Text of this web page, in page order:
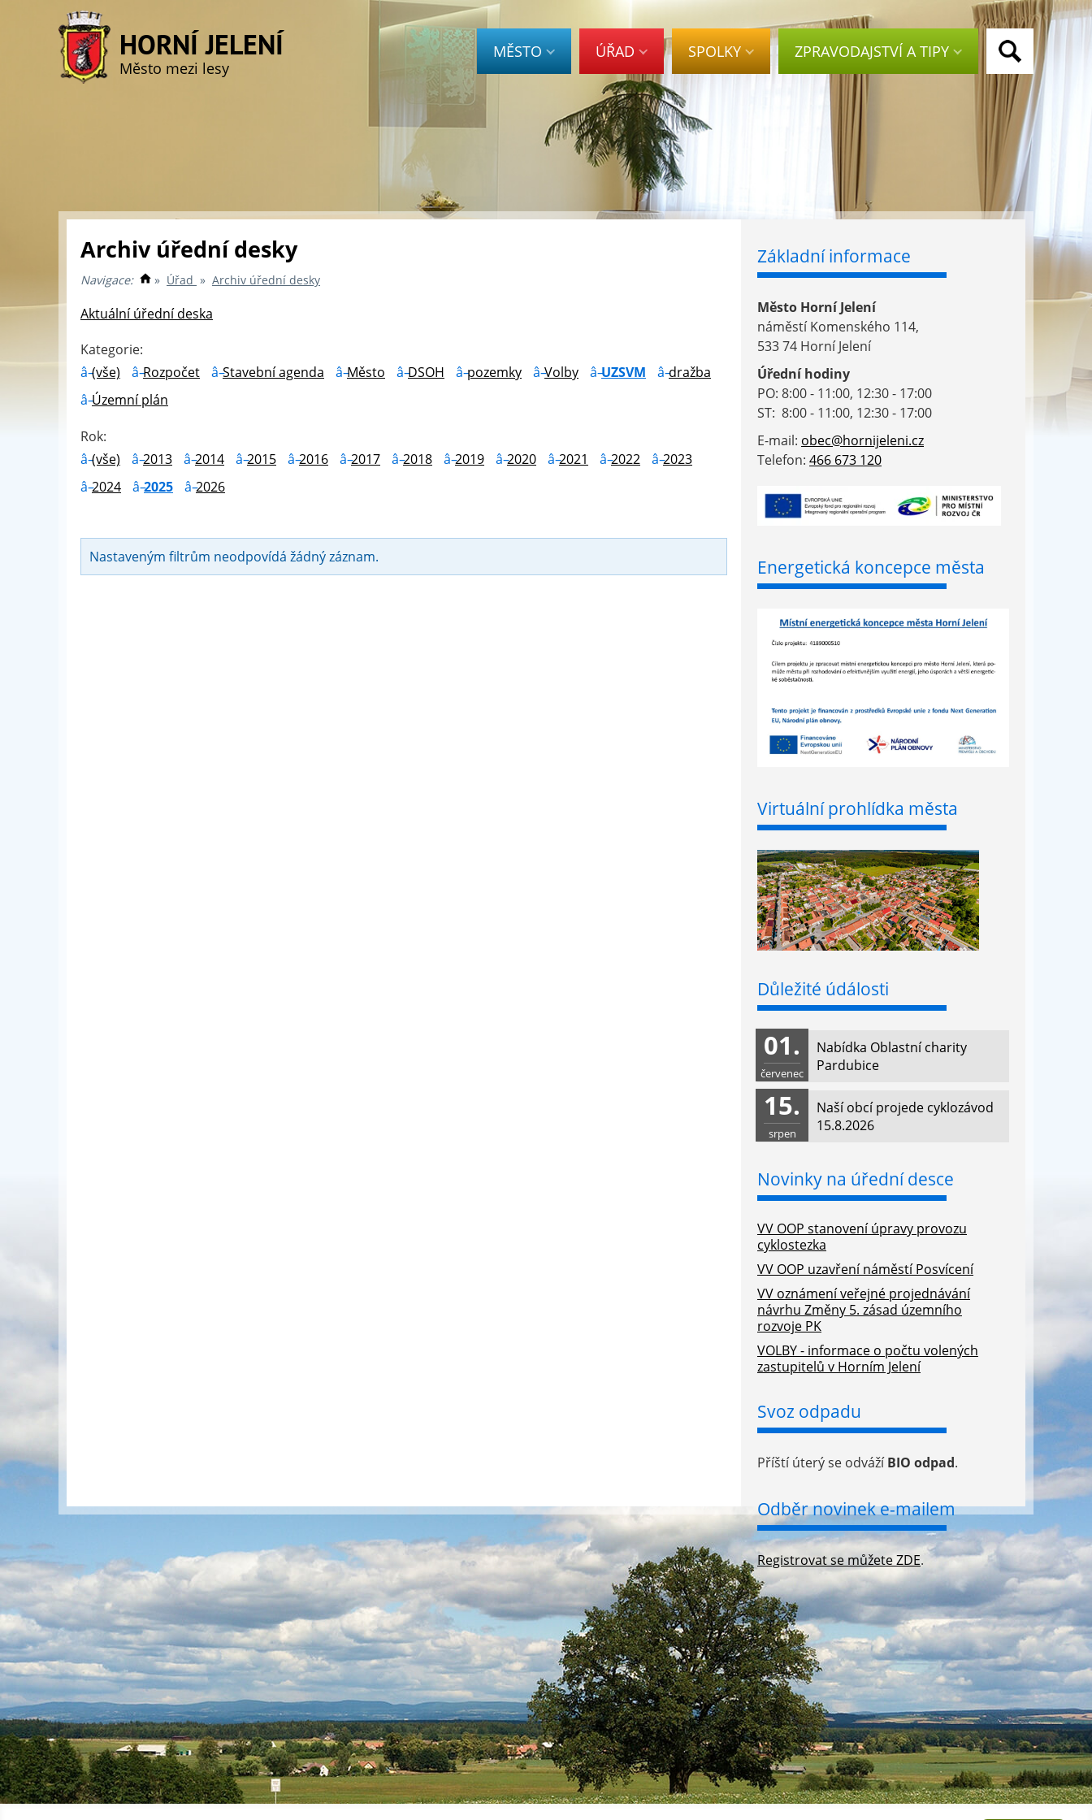
HORNÍ JELENÍ
Město mezi lesy
MĚSTO ÚŘAD SPOLKY ZPRAVODAJSTVÍ A TIPY
Archiv úřední desky
Navigace: » Úřad » Archiv úřední desky
Aktuální úřední deska
Kategorie:
(vše)
Rozpočet Stavební agenda Město DSOH pozemky Volby UZSVM
dražba
Územní plán
Rok:
(vše)
2013 2014 2015 2016 2017 2018 2019 2020 2021 2022
2023
2024
2025 2026
Nastaveným filtrům neodpovídá žádný záznam.
Základní informace
Město Horní Jelení
náměstí Komenského 114,
533 74 Horní Jelení
Úřední hodiny
PO: 8:00 - 11:00, 12:30 - 17:00
ST: 8:00 - 11:00, 12:30 - 17:00
E-mail: obec@hornijeleni.cz
Telefon: 466 673 120
Energetická koncepce města
Virtuální prohlídka města
Důležité údálosti
Nabídka Oblastní charity
Pardubice
01.
červenec
Naší obcí projede cyklozávod
15.8.2026
15.
srpen
Novinky na úřední desce
VV OOP stanovení úpravy provozu
cyklostezka
VV OOP uzavření náměstí Posvícení
VV oznámení veřejné projednávání
návrhu Změny 5. zásad územního
rozvoje PK
VOLBY - informace o počtu volených
zastupitelů v Horním Jelení
Svoz odpadu
Příští úterý se odvážíBIO odpad.
Odběr novinek e-mailem
Registrovat se můžete ZDE.